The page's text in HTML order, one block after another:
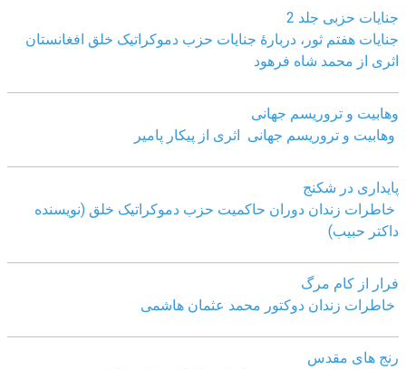
جنایات حزبی جلد 2
جنایات هفتم ثور، دربارۀ جنایات حزب دموکراتیک خلق افغانستان
اثری از محمد شاه فرهود
وهابیت و تروریسم جهانی
وهابیت و تروریسم جهانی اثری از پیکار پامیر
پایداری در شکنج
خاطرات زندان دوران حاکمیت حزب دموکراتیک خلق (نویسنده
داکتر حبیب)
فرار از کام مرگ
خاطرات زندان دوکتور محمد عثمان هاشمی
رنج های مقدس